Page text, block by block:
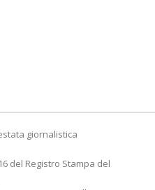
giornalistica
del Registro Stampa del